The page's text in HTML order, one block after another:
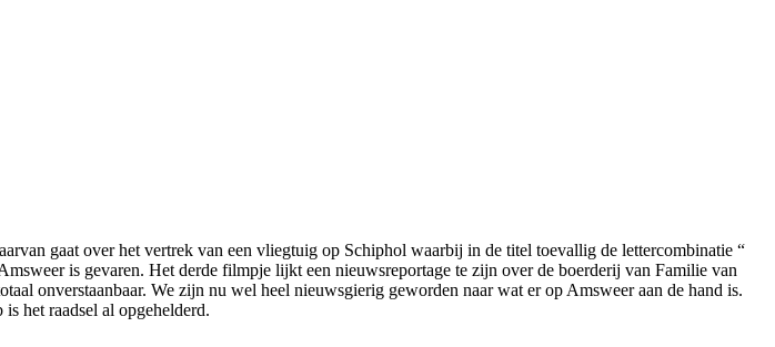
gaat over het vertrek van een vliegtuig op Schiphol waarbij in de titel toevallig de lettercombinatie “
is gevaren. Het derde filmpje lijkt een nieuwsreportage te zijn over de boerderij van Familie van
onverstaanbaar. We zijn nu wel heel nieuwsgierig geworden naar wat er op Amsweer aan de hand is.
het raadsel al opgehelderd.